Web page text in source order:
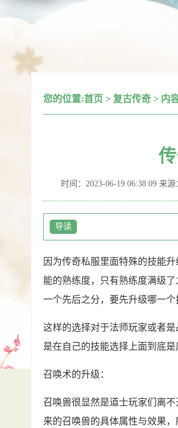
您的位置:首页 > 复古传奇 > 内
时间：2023-06-19 06:38:09 来源
导读
因为传奇私服里面特殊的技能
能的熟练度，只有熟练度满级
一个先后之分，要先升级哪一个
这样的选择对于法师玩家或者
是在自己的技能选择上面到底
召唤术的升级：
召唤兽很显然是道士玩家们离
来的召唤兽的具体属性与效果